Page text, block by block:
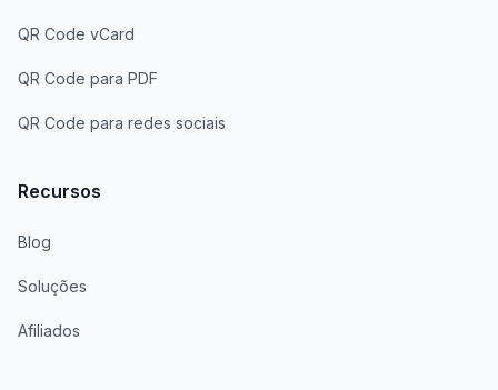
QR Code vCard
QR Code para PDF
QR Code para redes sociais
Recursos
Blog
Soluções
Afiliados